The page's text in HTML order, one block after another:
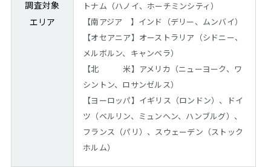
調査対象
エリア
トナム（ハノイ、ホーチミンシティ）
【南アジア 】インド（デリー、ムンバイ）
【オセアニア】オーストラリア（シドニー、
メルボルン、キャンベラ）
【北 米】アメリカ（ニューヨーク、ワ
シントン、ロサンゼルス）
【ヨーロッパ】イギリス（ロンドン）、ドイ
ツ（ベルリン、ミュンヘン、ハンブルグ）、
フランス（パリ）、スウェーデン（ストック
ホルム）